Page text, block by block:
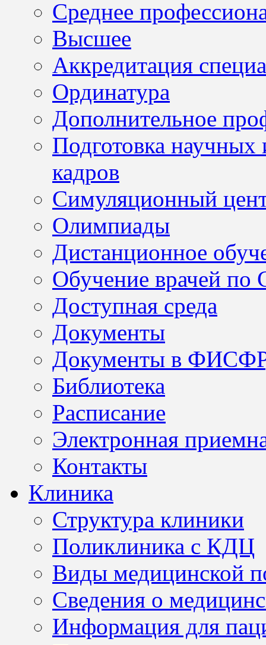
Среднее
Высшее
Аккредитация
Ординатура
Дополнительное
Подготовка научных
кадров
Симуляционный
Олимпиады
Дистанционное
Обучение врачей по
Доступная среда
Документы
Документы в
Библиотека
Расписание
Электронная
Контакты
Клиника
Структура клиники
Поликлиника с КДЦ
Виды медицинской
Сведения о
Информация для